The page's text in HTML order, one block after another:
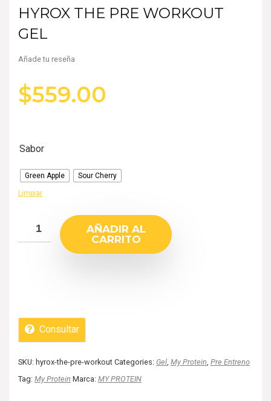
HYROX THE PRE WORKOUT
GEL
Añade tu reseña
$559.00
Sabor
Green Apple Sour Cherry
Limpiar
AÑADIR AL
CARRITO
Consultar
SKU: hyrox-the-pre-workout Categories: Gel, My Protein, Pre Entreno
Tag: My Protein Marca: MY PROTEIN